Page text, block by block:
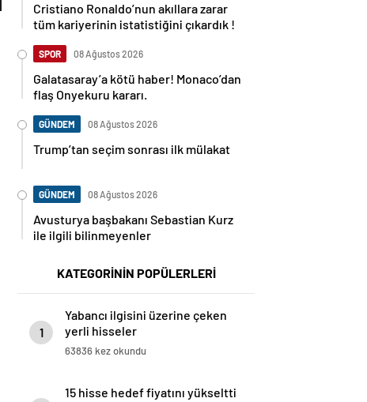
Cristiano Ronaldo’nun akıllara zarar
tüm kariyerinin istatistiğini çıkardık !
SPOR 08 Ağustos 2026
Galatasaray’a kötü haber! Monaco’dan
flaş Onyekuru kararı.
GÜNDEM 08 Ağustos 2026
Trump’tan seçim sonrası ilk mülakat
GÜNDEM 08 Ağustos 2026
Avusturya başbakanı Sebastian Kurz
ile ilgili bilinmeyenler
KATEGORİNİN POPÜLERLERİ
1
Yabancı ilgisini üzerine çeken
yerli hisseler
63836 kez okundu
15 hisse hedef fiyatını yükseltti